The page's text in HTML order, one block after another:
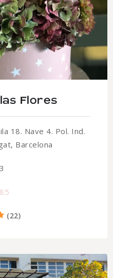
Flores
18. Nave 4. Pol. Ind.
Barcelona
(22)